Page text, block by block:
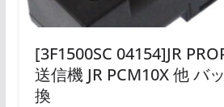
[3F1500SC 04154]JR
送信機 JR PCM10X 他 バ
換